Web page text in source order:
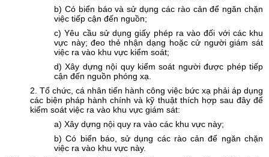
b) Có biển báo và sử dụng các rào cản để ngăn chặn
việc tiếp cận đến nguồn;
c) Yêu cầu sử dụng giấy phép ra vào đối với các khu
vực này; đeo thẻ nhận dạng hoặc cử người giám sát
việc ra vào khu vực kiểm soát;
d) Xây dựng nội quy kiểm soát người được phép tiếp
cận đến nguồn phóng xạ.
2. Tổ chức, cá nhân tiến hành công việc bức xạ phải áp dụng
các biện pháp hành chính và kỹ thuật thích hợp sau đây để
kiểm soát việc ra vào khu vực giám sát:
a) Xây dựng nội quy ra vào các khu vực này;
b) Có biển báo, sử dụng các rào cản để ngăn chặn
việc ra vào khu vực này.